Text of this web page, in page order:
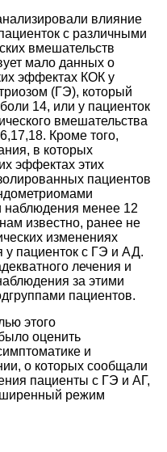
влияние
с различными
вмешательств
мало данных о
эффектах КОК у
(ГЭ), который
14, или у пациенток
вмешательства
,17,18. Кроме того,
в которых
эффектах этих
пациентов
наблюдения менее 12
известно, ранее не
изменениях
у пациенток с ГЭ и АД.
лечения и
за этими
пациентов.
этого
оценить
и
о которых сообщали
пациенты с ГЭ и АГ,
режим